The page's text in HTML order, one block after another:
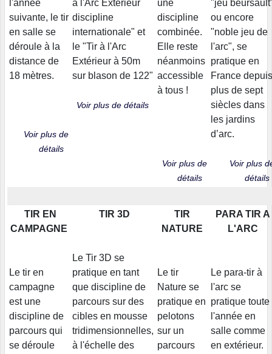
l'année
suivante, le tir
en salle se
déroule à la
distance de
18 mètres.
Voir plus de
détails
à l'Arc Extérieur
discipline
internationale" et
le "Tir à l'Arc
Extérieur à 50m
sur blason de 122"
Voir plus de détails
une
discipline
combinée.
Elle reste
néanmoins
accessible
à tous !
Voir plus de
détails
"jeu
ou encore
"noble jeu de
l'arc", se
pratique en
France depuis
plus de sept
siècles dans
les jardins
d’arc.
Voir plus
détails
TIR EN
CAMPAGNE
Le tir en
campagne
est une
discipline de
parcours qui
se déroule
TIR 3D
Le Tir 3D se
pratique en tant
que discipline de
parcours sur des
cibles en mousse
tridimensionnelles,
à l'échelle des
TIR
NATURE
Le tir
Nature se
pratique en
pelotons
sur un
parcours
PARA TIR A
L'ARC
Le para-tir à
l'arc se
pratique toute
l'année en
salle comme
en extérieur.